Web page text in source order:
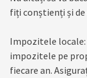
fiți conștienți și
Impozitele
impozitele pe
fiecare an.